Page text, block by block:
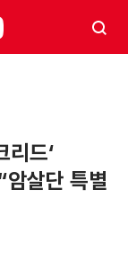
리드‘
암살단 특별